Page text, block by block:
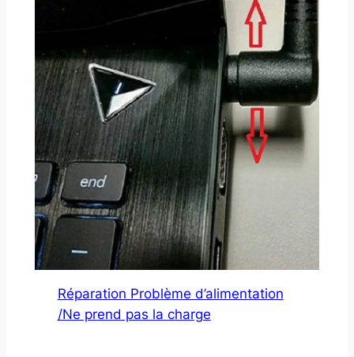
Réparation Problème d’alimentation
/Ne prend pas la charge